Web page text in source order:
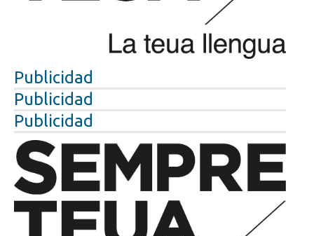
Publicidad
Publicidad
Publicidad